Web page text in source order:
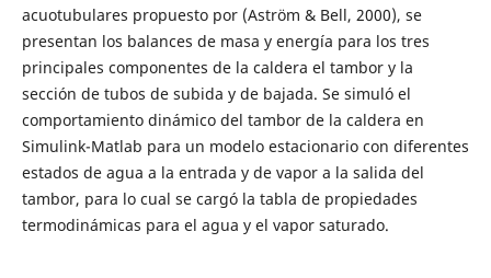
acuotubulares propuesto por (Aström & Bell, 2000), se
presentan los balances de masa y energía para los tres
principales componentes de la caldera el tambor y la
sección de tubos de subida y de bajada. Se simuló el
comportamiento dinámico del tambor de la caldera en
Simulink-Matlab para un modelo estacionario con diferentes
estados de agua a la entrada y de vapor a la salida del
tambor, para lo cual se cargó la tabla de propiedades
termodinámicas para el agua y el vapor saturado.